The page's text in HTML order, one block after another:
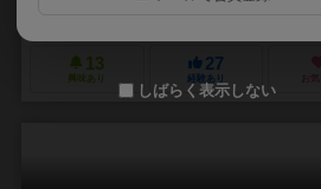
13
興味あり
27
経験あり お
しばらく表示しない